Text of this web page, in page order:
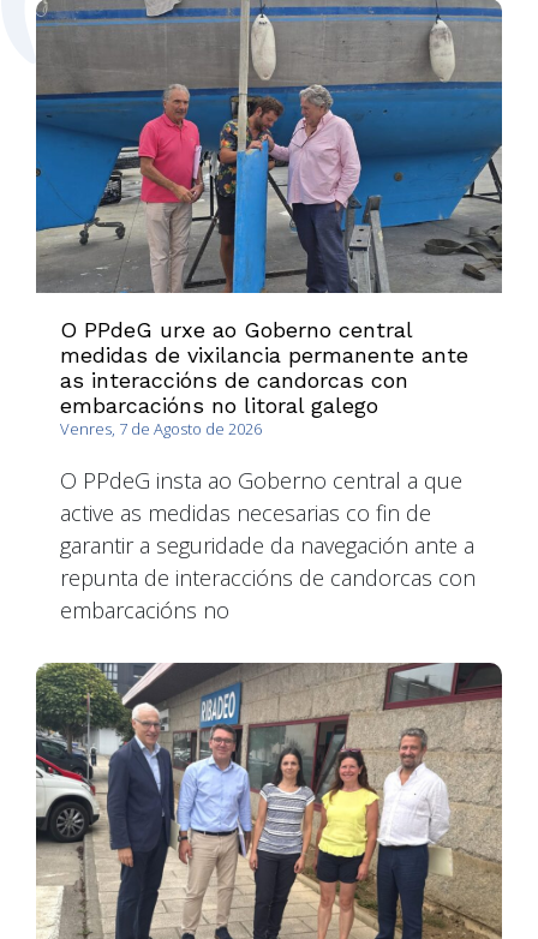
O PPdeG urxe ao Goberno central
medidas de vixilancia permanente ante
as interaccións de candorcas con
embarcacións no litoral galego
Venres, 7 de Agosto de 2026
O PPdeG insta ao Goberno central a que
active as medidas necesarias co fin de
garantir a seguridade da navegación ante a
repunta de interaccións de candorcas con
embarcacións no